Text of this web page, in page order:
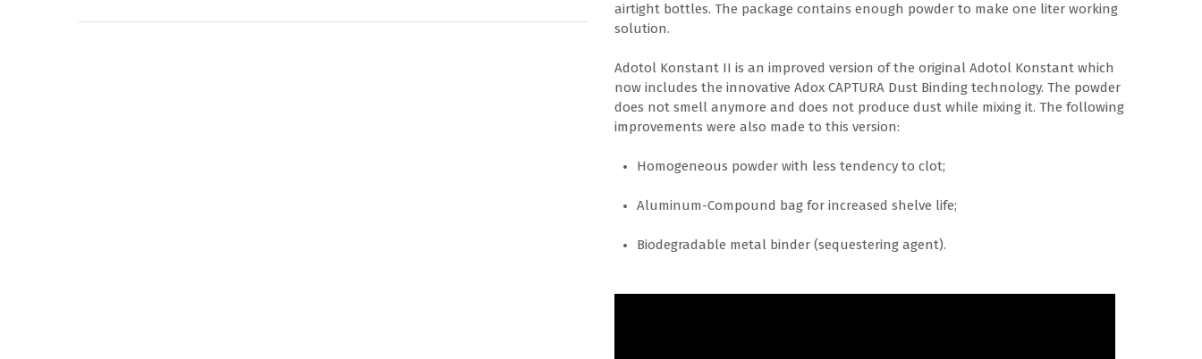
airtight bottles. The package contains enough powder to make one liter working
solution.
Adotol Konstant II is an improved version of the original Adotol Konstant which
now includes the innovative Adox CAPTURA Dust Binding technology. The powder
does not smell anymore and does not produce dust while mixing it. The following
improvements were also made to this version:
Homogeneous powder with less tendency to clot;
Aluminum-Compound bag for increased shelve life;
Biodegradable metal binder (sequestering agent).